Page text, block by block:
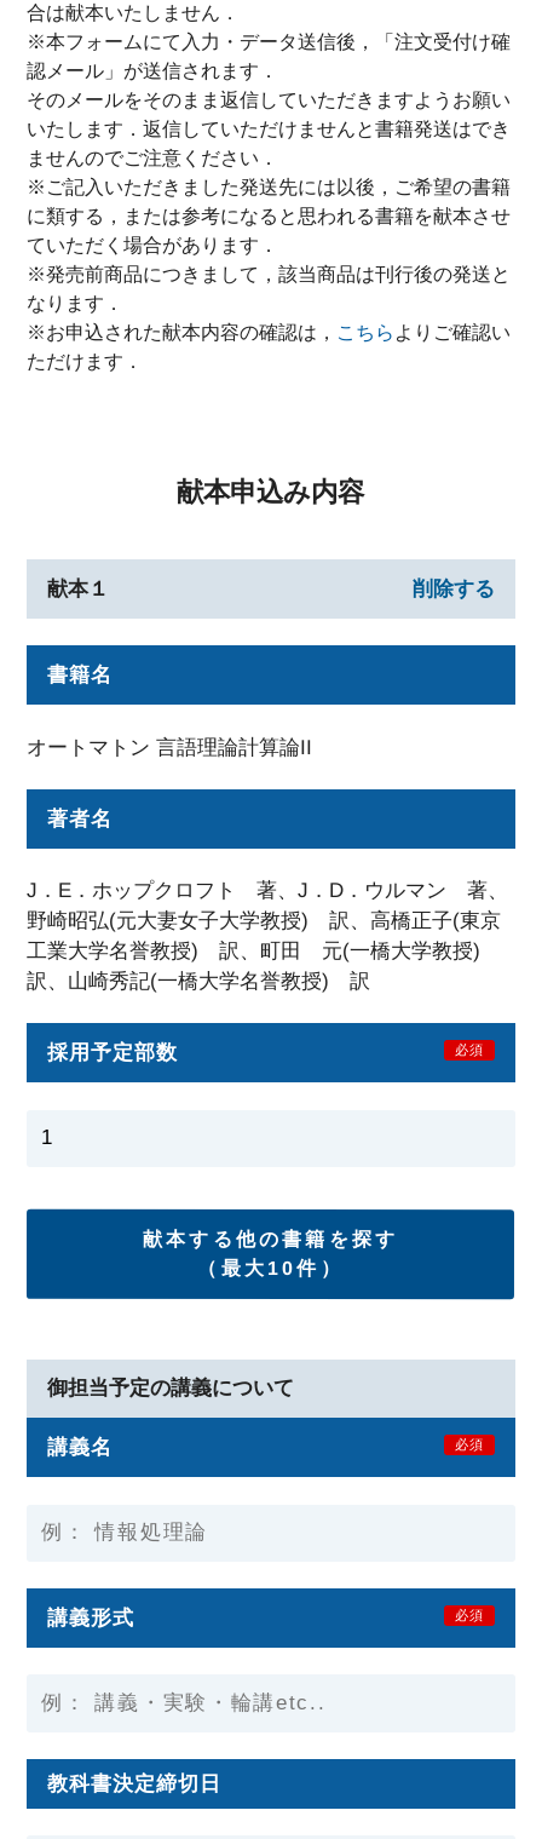
合は献本いたしません．
※本フォームにて入力・データ送信後，「注文受付け確
認メール」が送信されます．
そのメールをそのまま返信していただきますようお願い
いたします．返信していただけませんと書籍発送はでき
ませんのでご注意ください．
※ご記入いただきました発送先には以後，ご希望の書籍
に類する，または参考になると思われる書籍を献本させ
ていただく場合があります．
※発売前商品につきまして，該当商品は刊行後の発送と
なります．
※お申込された献本内容の確認は， こちら よりご確認い
ただけます．
献本申込み内容
献本１ 削除する
書籍名
オートマトン 言語理論計算論II
著者名
J．E．ホップクロフト 著、J．D．ウルマン 著、
野崎昭弘(元大妻女子大学教授) 訳、高橋正子(東京
工業大学名誉教授) 訳、町田 元(一橋大学教授)
訳、山崎秀記(一橋大学名誉教授) 訳
採用予定部数 必須
献本する他の書籍を探す
（最大10件）
御担当予定の講義について
講義名 必須
講義形式 必須
教科書決定締切日